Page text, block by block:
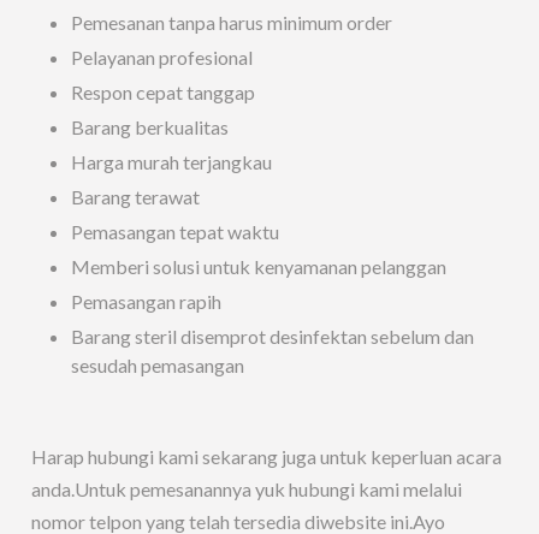
Pemesanan tanpa harus minimum order
Pelayanan profesional
Respon cepat tanggap
Barang berkualitas
Harga murah terjangkau
Barang terawat
Pemasangan tepat waktu
Memberi solusi untuk kenyamanan pelanggan
Pemasangan rapih
Barang steril disemprot desinfektan sebelum dan
sesudah pemasangan
Harap hubungi kami sekarang juga untuk keperluan acara
anda.Untuk pemesanannya yuk hubungi kami melalui
nomor telpon yang telah tersedia diwebsite ini.Ayo